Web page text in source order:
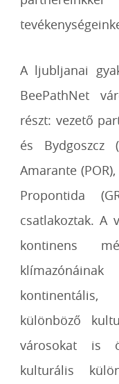
A ljubljanai
BeePathNet
részt: vezető
és Bydgoszcz
Amarante
Propontida
csatlakoztak. A
kontinens
különböző
városokat is
kulturális